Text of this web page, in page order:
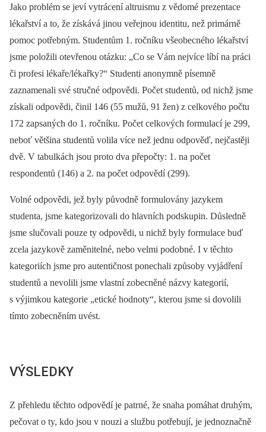
Jako problém se jeví vytrácení altruismu z vědomé prezentace
lékařství a to, že získává jinou veřejnou identitu, než primárně
pomoc potřebným. Studentům 1. ročníku všeobecného lékařství
jsme položili otevřenou otázku: „Co se Vám nejvíce líbí na práci
či profesi lékaře/lékařky?“ Studenti anonymně písemně
zaznamenali své stručné odpovědi. Počet studentů, od nichž jsme
získali odpovědi, činil 146 (55 mužů, 91 žen) z celkového počtu
172 zapsaných do 1. ročníku. Počet celkových formulací je 299,
neboť většina studentů volila více než jednu odpověď, nejčastěji
dvě. V tabulkách jsou proto dva přepočty: 1. na počet
respondentů (146) a 2. na počet odpovědí (299).
Volné odpovědi, jež byly původně formulovány jazykem
studenta, jsme kategorizovali do hlavních podskupin. Důsledně
jsme slučovali pouze ty odpovědi, u nichž byly formulace buď
zcela jazykově zaměnitelné, nebo velmi podobné. I v těchto
kategoriích jsme pro autentičnost ponechali způsoby vyjádření
studentů a nevolili jsme vlastní zobecněné názvy kategorií,
s výjimkou kategorie „etické hodnoty“, kterou jsme si dovolili
tímto zobecněním uvést.
VÝSLEDKY
Z přehledu těchto odpovědí je patrné, že snaha pomáhat druhým,
pečovat o ty, kdo jsou v nouzi a službu potřebují, je jednoznačně